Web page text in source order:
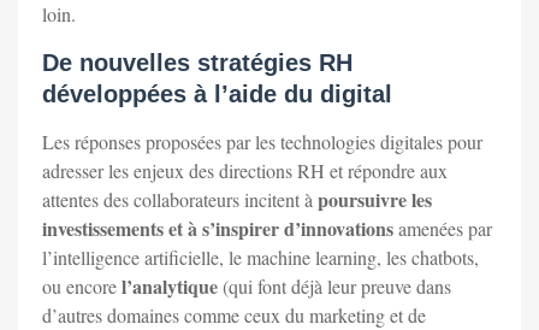
loin.
De nouvelles stratégies RH
développées à l’aide du digital
Les réponses proposées par les technologies digitales pour
adresser les enjeux des directions RH et répondre aux
attentes des collaborateurs incitent àpoursuivre les
investissements et à s’inspirer d’innovationsamenées par
l’intelligence artificielle, le machine learning, les chatbots,
ou encorel’analytique(qui font déjà leur preuve dans
d’autres domaines comme ceux du marketing et de